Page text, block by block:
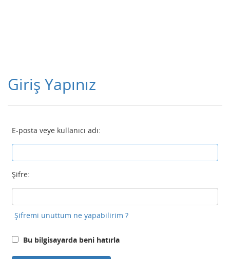
Giriş Yapınız
E-posta veye kullanıcı adı:
Şifre:
Şifremi unuttum ne yapabilirim ?
Bu bilgisayarda beni hatırla